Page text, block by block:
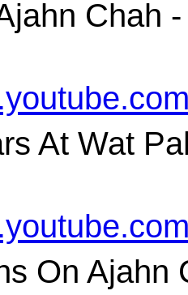
Chah
At Wat
On Ajahn